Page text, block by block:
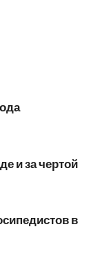
и за чертой
в